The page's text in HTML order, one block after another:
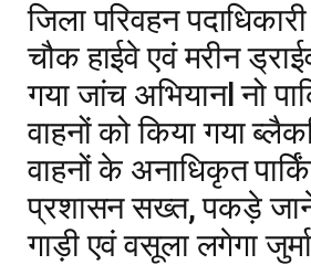
जिला परिवहन पदाधिकारी
चौक हाईवे एवं मरीन
गया जांच अभियानl नो
वाहनों को किया गया
वाहनों के अनाधिकृत
प्रशासन सख्त, पकड़े जाने
गाड़ी एवं वसूला लगेगा